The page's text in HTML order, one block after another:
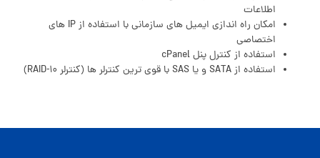
اطلاعات
امکان راه اندازی ایمیل های سازمانی با استفاده از IP های
اختصاصی
استفاده از کنترل پنل cPanel
استفاده از SATA و یا SAS با قوی ترین کنترلر ها (کنترلر RAID-۱۰)